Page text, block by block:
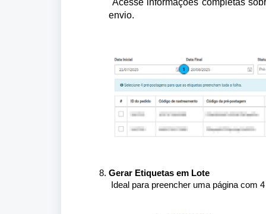
Acesse informações completas
envio.
Gerar Etiquetas em Lote
Ideal para preencher uma página com